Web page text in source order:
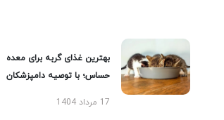
بهترین غذای گربه برای معده
حساس؛ با توصیه دامپزشکان
17 مرداد 1404